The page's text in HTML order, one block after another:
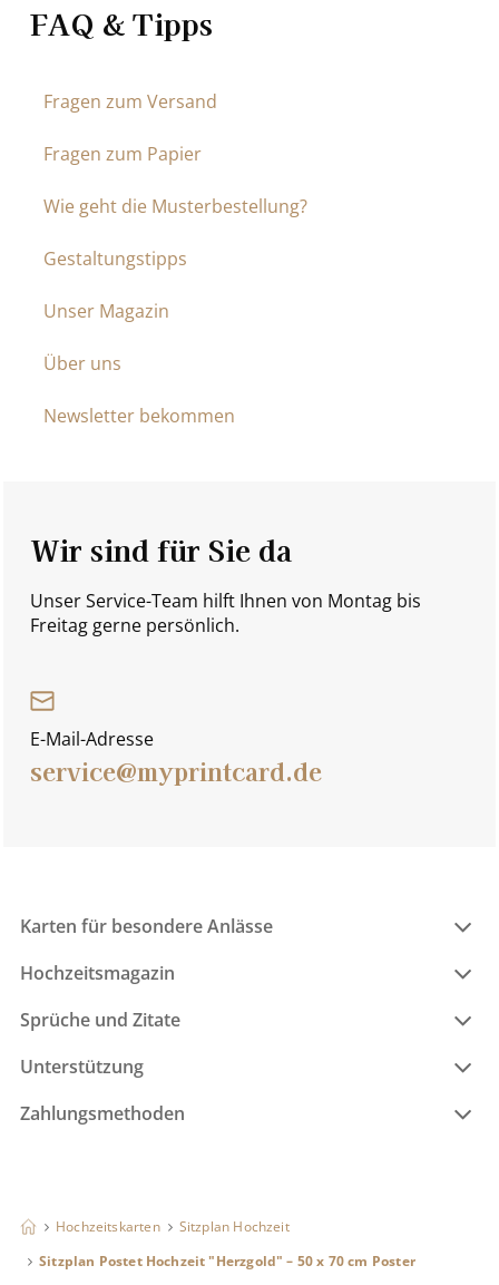
FAQ & Tipps
Fragen zum Versand
Fragen zum Papier
Wie geht die Musterbestellung?
Gestaltungstipps
Unser Magazin
Über uns
Newsletter bekommen
Wir sind für Sie da
Unser Service-Team hilft Ihnen von Montag bis
Freitag gerne persönlich.
E-Mail-Adresse
service@myprintcard.de
Karten für besondere Anlässe
Hochzeitsmagazin
Sprüche und Zitate
Unterstützung
Zahlungsmethoden
Hochzeitskarten
Sitzplan Hochzeit
Sitzplan Postet Hochzeit "Herzgold" – 50 x 70 cm Poster